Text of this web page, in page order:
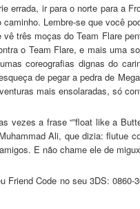
ir para o norte para a
Lembre-se que você
três moças do Team Flare
o Team Flare, e mais uma
coreografias dignas do
de pegar a pedra de
mais ensolaradas, só
a frase “”float like a
Ali, que dizia: flutue
E não chame ele de
Code no seu 3DS: 0860-